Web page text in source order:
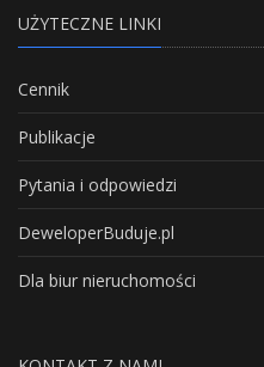
UŻYTECZNE LINKI
Cennik
Publikacje
Pytania i odpowiedzi
DeweloperBuduje.pl
Dla biur nieruchomości